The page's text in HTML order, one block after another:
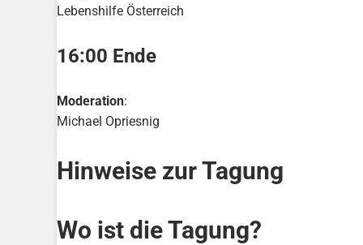
Lebenshilfe Österreich
16:00 Ende
Moderation:
Michael Opriesnig
Hinweise zur Tagung
Wo ist die Tagung?